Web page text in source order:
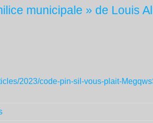
municipale » de Louis
2023/code-pin-sil-vous-plait-